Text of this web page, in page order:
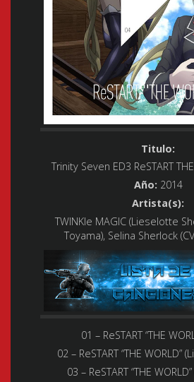
Titulo:
Trinity Seven ED3 ReSTART
Año: 2014
Artista(s):
TWINKle MAGIC (Lieselotte
Toyama), Selina Sherlock
01 – ReSTART “THE
02 – ReSTART “THE WORLD”
03 – ReSTART “THE